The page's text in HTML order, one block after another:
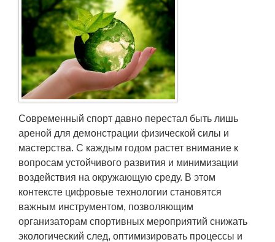
Объявления
Транспорт
Погода
Курсы валют
Еще
Современный спорт давно перестал быть лишь
ареной для демонстрации физической силы и
мастерства. С каждым годом растет внимание к
вопросам устойчивого развития и минимизации
воздействия на окружающую среду. В этом
контексте цифровые технологии становятся
важным инструментом, позволяющим
организаторам спортивных мероприятий снижать
экологический след, оптимизировать процессы и